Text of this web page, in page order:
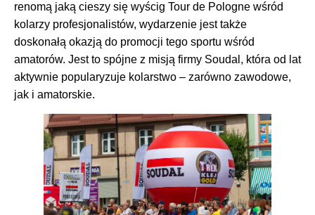
renomą jaką cieszy się wyścig Tour de Pologne wśród
kolarzy profesjonalistów, wydarzenie jest także
doskonałą okazją do promocji tego sportu wśród
amatorów. Jest to spójne z misją firmy Soudal, która od lat
aktywnie popularyzuje kolarstwo – zarówno zawodowe,
jak i amatorskie.